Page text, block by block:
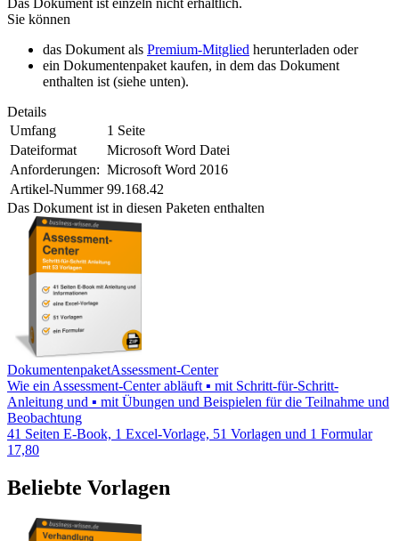
Das Dokument ist einzeln nicht erhältlich.
Sie können
das Dokument als Premium-Mitglied herunterladen oder
ein Dokumentenpaket kaufen, in dem das Dokument
enthalten ist (siehe unten).
Details
Umfang
1 Seite
Dateiformat
Microsoft Word Datei
Anforderungen: Microsoft Word 2016
Artikel-Nummer 99.168.42
Das Dokument ist in diesen Paketen enthalten
DokumentenpaketAssessment-Center
Wie ein Assessment-Center abläuft ▪ mit Schritt-für-Schritt-
Anleitung und ▪ mit Übungen und Beispielen für die Teilnahme und
Beobachtung
41 Seiten E-Book, 1 Excel-Vorlage, 51 Vorlagen und 1 Formular
17,80
Beliebte Vorlagen